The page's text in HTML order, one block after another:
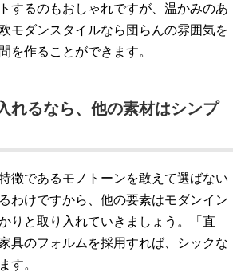
するのもおしゃれですが、温かみのあ
モダンスタイルなら団らんの雰囲気を
を作ることができます。
れるなら、他の素材はシンプ
徴であるモノトーンを敢えて選ばない
わけですから、他の要素はモダンイン
りと取り入れていきましょう。「直
具のフォルムを採用すれば、シックな
す。